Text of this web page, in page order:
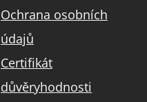
Ochrana osobních
údajů
Certifikát
důvěryhodnosti